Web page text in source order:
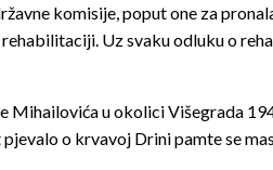
komisije, poput one za
Uz svaku odluku o
Mihailovića u okolici Višegrada
o krvavoj Drini pamte se